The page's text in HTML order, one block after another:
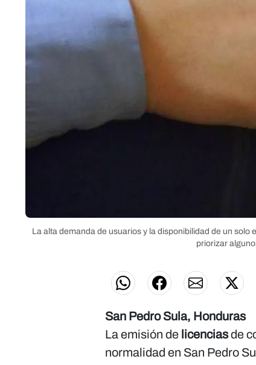
La alta demanda de usuarios y la disponibilidad de un
priorizar
San Pedro Sula, Honduras
La emisión de licenciasde
normalidad en San Pedro